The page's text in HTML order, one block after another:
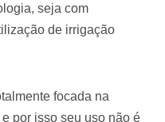
seja com
de irrigação
focada na
por isso seu uso não é